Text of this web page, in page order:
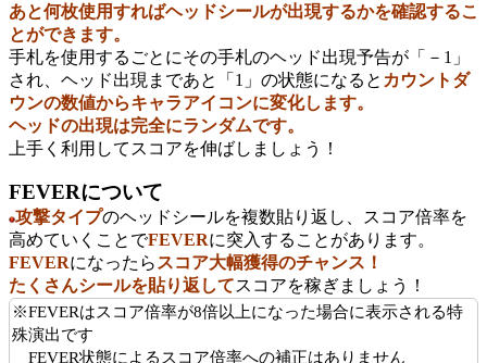
あと何枚使用すればヘッドシールが出現するかを確認するこ
とができます。
手札を使用するごとにその手札のヘッド出現予告が「－1」
され、ヘッド出現まであと「1」の状態になると カウントダ
ウンの数値からキャラアイコンに変化します。
ヘッドの出現は完全にランダムです。
上手く利用してスコアを伸ばしましょう！
FEVERについて
攻撃タイプのヘッドシールを複数貼り返し、スコア倍率を
高めていくことでFEVERに突入することがあります。
FEVERになったらスコア大幅獲得のチャンス！
たくさんシールを貼り返してスコアを稼ぎましょう！
※FEVERはスコア倍率が8倍以上になった場合に表示される特
殊演出です
FEVER状態によるスコア倍率への補正はありません